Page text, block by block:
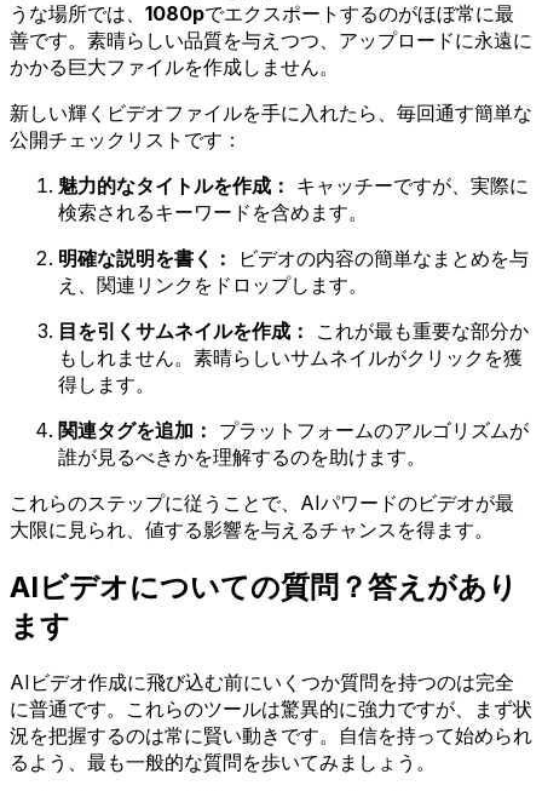
うな場所では、 1080pでエクスポートするのがほぼ常に最
善です。素晴らしい品質を与えつつ、アップロードに永遠に
かかる巨大ファイルを作成しません。
新しい輝くビデオファイルを手に入れたら、毎回通す簡単な
公開チェックリストです：
魅力的なタイトルを作成： キャッチーですが、実際に
検索されるキーワードを含めます。
明確な説明を書く：
ビデオの内容の簡単なまとめを与
え、関連リンクをドロップします。
目を引くサムネイルを作成：
これが最も重要な部分か
もしれません。素晴らしいサムネイルがクリックを獲
得します。
関連タグを追加： プラットフォームのアルゴリズムが
誰が見るべきかを理解するのを助けます。
これらのステップに従うことで、AIパワードのビデオが最
大限に見られ、値する影響を与えるチャンスを得ます。
AIビデオについての質問？答えがあり
ます
AIビデオ作成に飛び込む前にいくつか質問を持つのは完全
に普通です。これらのツールは驚異的に強力ですが、まず状
況を把握するのは常に賢い動きです。自信を持って始められ
るよう、最も一般的な質問を歩いてみましょう。